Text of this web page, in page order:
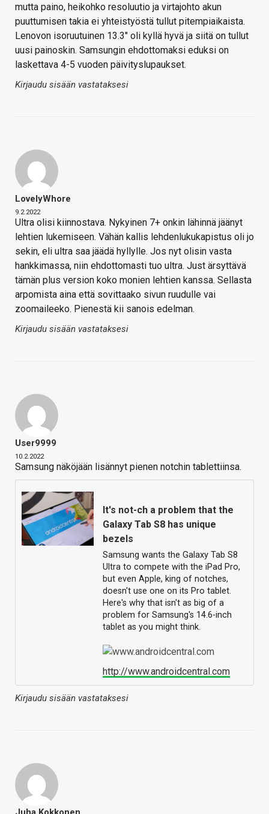
mutta paino, heikohko resoluutio ja virtajohto akun
puuttumisen takia ei yhteistyöstä tullut pitempiaikaista.
Lenovon isoruutuinen 13.3" oli kyllä hyvä ja siitä on tullut
uusi painoskin. Samsungin ehdottomaksi eduksi on
laskettava 4-5 vuoden päivityslupaukset.
Kirjaudu sisään vastataksesi
LovelyWhore
9.2.2022
Ultra olisi kiinnostava. Nykyinen 7+ onkin lähinnä jäänyt
lehtien lukemiseen. Vähän kallis lehdenlukukapistus oli jo
sekin, eli ultra saa jäädä hyllylle. Jos nyt olisin vasta
hankkimassa, niin ehdottomasti tuo ultra. Just ärsyttävä
tämän plus version koko monien lehtien kanssa. Sellasta
arpomista aina että sovittaako sivun ruudulle vai
zoomaileeko. Pienestä kii sanois edelman.
Kirjaudu sisään vastataksesi
User9999
10.2.2022
Samsung näköjään lisännyt pienen notchin tablettiinsa.
It's not-ch a problem that the
Galaxy Tab S8 has unique
bezels
Samsung wants the Galaxy Tab S8
Ultra to compete with the iPad Pro,
but even Apple, king of notches,
doesn't use one on its Pro tablet.
Here's why that isn't as big of a
problem for Samsung's 14.6-inch
tablet as you might think.
http://www.androidcentral.com
Kirjaudu sisään vastataksesi